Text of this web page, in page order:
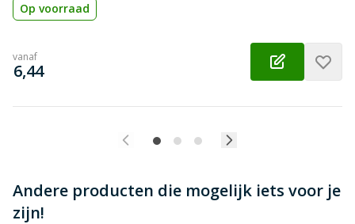
Op voorraad
vanaf
€
6,44
Andere producten die mogelijk iets voor je
zijn!